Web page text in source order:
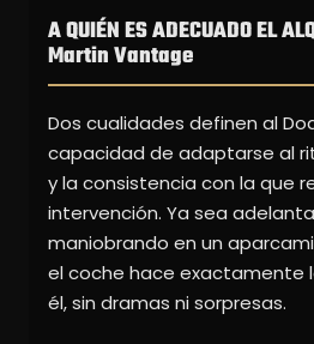
A QUIÉN ES ADECUADO EL
Martin Vantage
Dos cualidades definen al
capacidad de adaptarse al
y la consistencia con la que
intervención. Ya sea
maniobrando en un
el coche hace exactamente
él, sin dramas ni sorpresas.